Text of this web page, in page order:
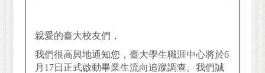
親愛的臺大校友們，
我們很高興地通知您，臺大學生職涯中心將於6
月17日正式啟動畢業生流向追蹤調查。我們誠